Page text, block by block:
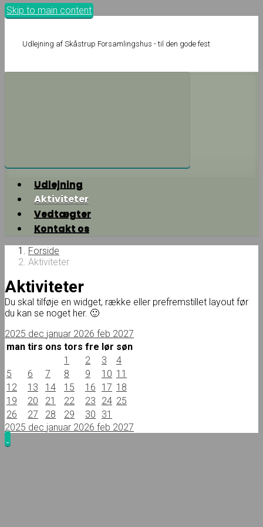
Skip to main content
Udlejning af Skåstrup Forsamlingshus - til den gode fest
Udlejning
Aktiviteter
Vedtægter
Kontakt os
Forside
Aktiviteter
Aktiviteter
Du skal tilføje en widget, række eller prefremstillet layout før
du kan se noget her. 🙂
2025 dec januar 2026 feb 2027
man tirs ons tors fre lør søn
1
2 3
4
5
6 7 8 9 10 11
12
13 14 15 16 17 18
19
20 21 22 23 24 25
26
27 28 29 30
31
2025 dec januar 2026 feb 2027